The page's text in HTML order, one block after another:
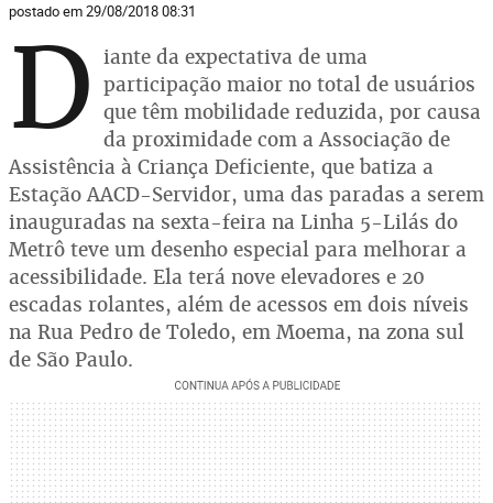
postado em 29/08/2018 08:31
D iante da expectativa de uma
participação maior no total de usuários
que têm mobilidade reduzida, por causa
da proximidade com a Associação de
Assistência à Criança Deficiente, que batiza a
Estação AACD-Servidor, uma das paradas a serem
inauguradas na sexta-feira na Linha 5-Lilás do
Metrô teve um desenho especial para melhorar a
acessibilidade. Ela terá nove elevadores e 20
escadas rolantes, além de acessos em dois níveis
na Rua Pedro de Toledo, em Moema, na zona sul
de São Paulo.